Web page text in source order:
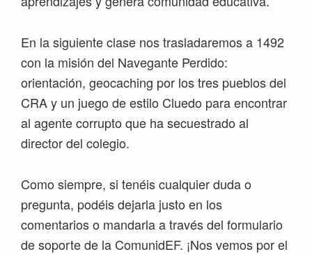
En la siguiente clase nos trasladaremos a 1492
con la misión del Navegante Perdido:
orientación, geocaching por los tres pueblos del
CRA y un juego de estilo Cluedo para encontrar
al agente corrupto que ha secuestrado al
director del colegio.
Como siempre, si tenéis cualquier duda o
pregunta, podéis dejarla justo en los
comentarios o mandarla a través del formulario
de soporte de la ComunidEF. ¡Nos vemos por el